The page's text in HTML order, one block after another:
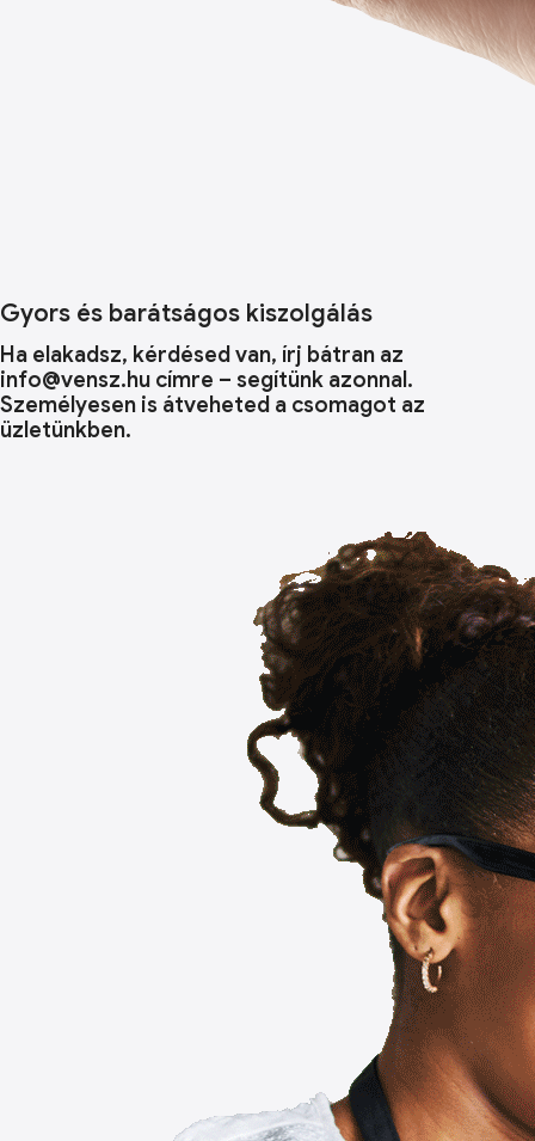
Gyors és barátságos kiszolgálás
Ha elakadsz, kérdésed van, írj bátran az
info@vensz.hu címre – segítünk azonnal.
Személyesen is átveheted a csomagot az
üzletünkben.